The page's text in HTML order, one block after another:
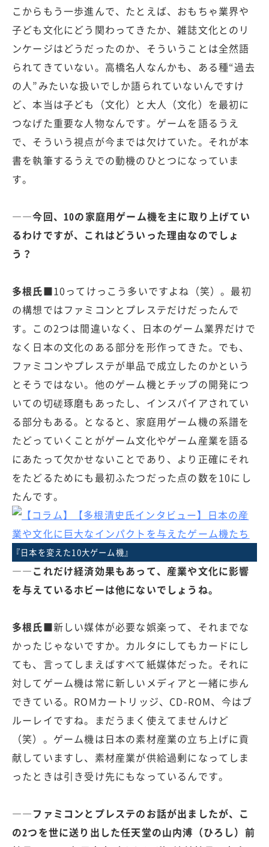
こからもう一歩進んで、たとえば、おもちゃ業界や
子ども文化にどう関わってきたか、雑誌文化とのリ
ンケージはどうだったのか、そういうことは全然語
られてきていない。高橋名人なんかも、ある種“過去
の人”みたいな扱いでしか語られていないんですけ
ど、本当は子ども（文化）と大人（文化）を最初に
つなげた重要な人物なんです。ゲームを語るうえ
で、そういう視点が今までは欠けていた。それが本
書を執筆するうえでの動機のひとつになっていま
す。
――今回、10の家庭用ゲーム機を主に取り上げてい
るわけですが、これはどういった理由なのでしょ
う？
多根氏■10ってけっこう多いですよね（笑）。最初
の構想ではファミコンとプレステだけだったんで
す。この2つは間違いなく、日本のゲーム業界だけで
なく日本の文化のある部分を形作ってきた。でも、
ファミコンやプレステが単品で成立したのかという
とそうではない。他のゲーム機とチップの開発につ
いての切磋琢磨もあったし、インスパイアされてい
る部分もある。となると、家庭用ゲーム機の系譜を
たどっていくことがゲーム文化やゲーム産業を語る
にあたって欠かせないことであり、より正確にそれ
をたどるためにも最初ふたつだった点の数を10にし
たんです。
『日本を変えた10大ゲーム機』
――これだけ経済効果もあって、産業や文化に影響
を与えているホビーは他にないでしょうね。
多根氏■新しい媒体が必要な娯楽って、それまでな
かったじゃないですか。カルタにしてもカードにし
ても、言ってしまえばすべて紙媒体だった。それに
対してゲーム機は常に新しいメディアと一緒に歩ん
できている。ROMカートリッジ、CD-ROM、今はブ
ルーレイですね。まだうまく使えてませんけど
（笑）。ゲーム機は日本の素材産業の立ち上げに貢
献していますし、素材産業が供給過剰になってしま
ったときは引き受け先にもなっているんです。
――ファミコンとプレステのお話が出ましたが、こ
の2つを世に送り出した任天堂の山内溥（ひろし）前